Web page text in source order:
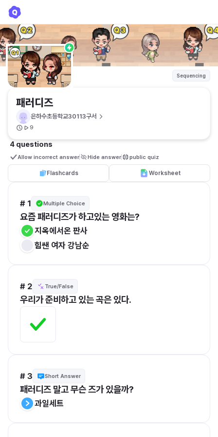
Sequencing
패러디즈
은하수초등학교30113구서
9
4 questions
Allow incorrect answer Hide answer public quiz
Flashcards Worksheet
# 1 Multiple Choice
요즘 패러디즈가 하고있는 영화는?
지옥에서온 판사
힘쌘 여자 강남순
# 2 True/False
우리가 준비하고 있는 곡은 있다.
# 3 Short Answer
패러디즈 말고 무슨 즈가 있을까?
과일세트